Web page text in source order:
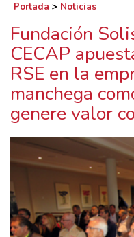
Portada > Noticias
Fundación
CECAP
RSE en la
manchega
genere valor